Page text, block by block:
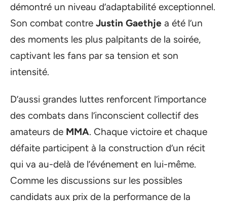
démontré un niveau d’adaptabilité exceptionnel.
Son combat contre Justin Gaethje a été l’un
des moments les plus palpitants de la soirée,
captivant les fans par sa tension et son
intensité.
D’aussi grandes luttes renforcent l’importance
des combats dans l’inconscient collectif des
amateurs de MMA. Chaque victoire et chaque
défaite participent à la construction d’un récit
qui va au-delà de l’événement en lui-même.
Comme les discussions sur les possibles
candidats aux prix de la performance de la